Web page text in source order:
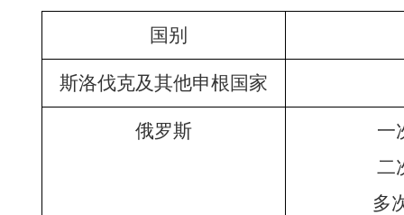
国别
斯洛伐克及其他申根国家
俄罗斯
二
多